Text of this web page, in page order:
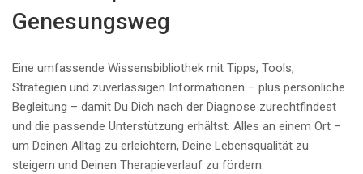
Genesungsweg
Eine umfassende Wissensbibliothek mit Tipps, Tools,
Strategien und zuverlässigen Informationen – plus persönliche
Begleitung – damit Du Dich nach der Diagnose zurechtfindest
und die passende Unterstützung erhältst. Alles an einem Ort –
um Deinen Alltag zu erleichtern, Deine Lebensqualität zu
steigern und Deinen Therapieverlauf zu fördern.